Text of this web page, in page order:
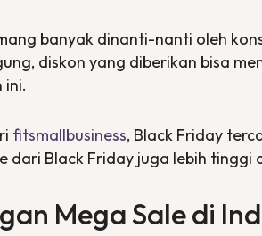
banyak dinanti-nanti oleh
diskon yang diberikan bisa
ini.
fitsmallbusiness, Black Friday
dari Black Friday juga lebih tinggi
Mega Sale di